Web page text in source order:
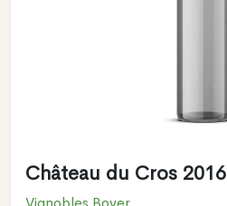
Château du Cros 2016